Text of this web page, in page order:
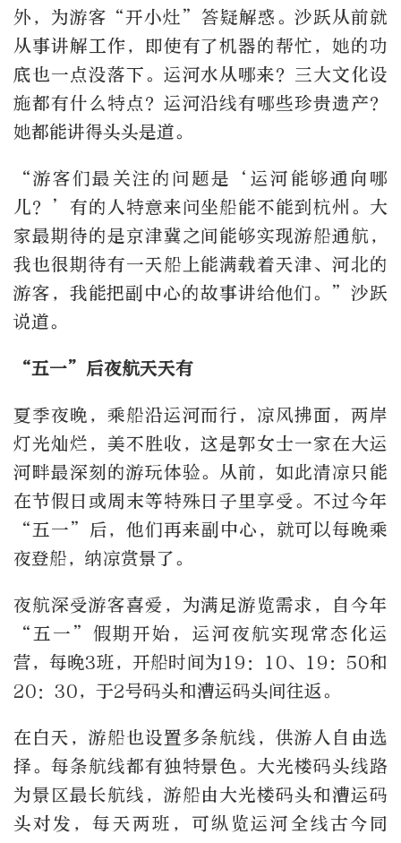
外，为游客“开小灶”答疑解惑。沙跃从前就
从事讲解工作，即使有了机器的帮忙，她的功
底也一点没落下。运河水从哪来？三大文化设
施都有什么特点？运河沿线有哪些珍贵遗产？
她都能讲得头头是道。
“游客们最关注的问题是‘运河能够通向哪
儿？’有的人特意来问坐船能不能到杭州。大
家最期待的是京津冀之间能够实现游船通航，
我也很期待有一天船上能满载着天津、河北的
游客，我能把副中心的故事讲给他们。”沙跃
说道。
“五一”后夜航天天有
夏季夜晚，乘船沿运河而行，凉风拂面，两岸
灯光灿烂，美不胜收，这是郭女士一家在大运
河畔最深刻的游玩体验。从前，如此清凉只能
在节假日或周末等特殊日子里享受。不过今年
“五一”后，他们再来副中心，就可以每晚乘
夜登船，纳凉赏景了。
夜航深受游客喜爱，为满足游览需求，自今年
“五一”假期开始，运河夜航实现常态化运
营，每晚3班，开船时间为19：10、19：50和
20：30，于2号码头和漕运码头间往返。
在白天，游船也设置多条航线，供游人自由选
择。每条航线都有独特景色。大光楼码头线路
为景区最长航线，游船由大光楼码头和漕运码
头对发，每天两班，可纵览运河全线古今同